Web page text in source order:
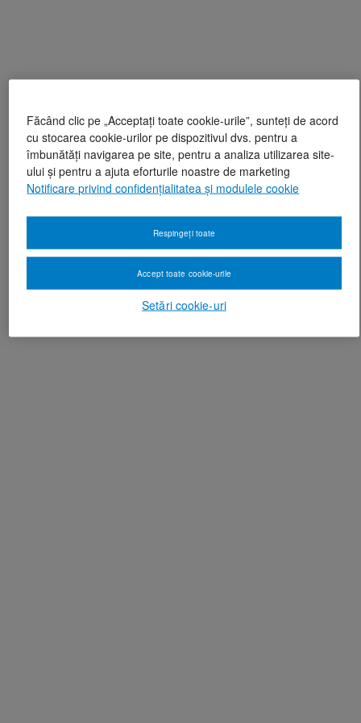
Făcând clic pe „Acceptați toate cookie-urile”, sunteți de acord
cu stocarea cookie-urilor pe dispozitivul dvs. pentru a
îmbunătăți navigarea pe site, pentru a analiza utilizarea site-
ului și pentru a ajuta eforturile noastre de marketing
Notificare privind confidențialitatea și modulele cookie
Setări cookie-uri
Respingeți toate
Accept toate cookie-urile